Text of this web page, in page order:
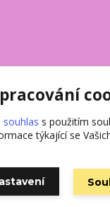
na Eshop-
souhlas s použitím
týkající se